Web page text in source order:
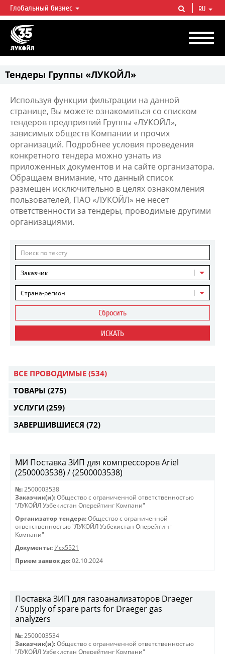
ЛУКОЙЛ СЕГОДНЯ
ЛУКОЙЛ — одна из крупнейших вертикально интегрированных
нефтегазовых компаний в мире, на долю которой приходится более 2%
мировой добычи нефти и около 1% доказанных запасов углеводородов.
Глобальный бизнес RU
Тендеры Группы «ЛУКОЙЛ»
Используя функции фильтрации на данной
странице, Вы можете ознакомиться со списком
тендеров предприятий Группы «ЛУКОЙЛ»,
зависимых обществ Компании и прочих
организаций. Подробнее условия проведения
конкретного тендера можно узнать из
приложенных документов и на сайте организатора.
Обращаем внимание, что данный список
размещен исключительно в целях ознакомления
пользователей, ПАО «ЛУКОЙЛ» не несет
ответственности за тендеры, проводимые другими
организациями.
Заказчик
Страна-регион
Сбросить
ИСКАТЬ
ВСЕ ПРОВОДИМЫЕ (534)
ТОВАРЫ (275)
УСЛУГИ (259)
ЗАВЕРШИВШИЕСЯ (72)
МИ Поставка ЗИП для компрессоров Ariel
(2500003538) / (2500003538)
№: 2500003538
Заказчик(и): Общество с ограниченной ответственностью
"ЛУКОЙЛ Узбекистан Оперейтинг Компани"
Организатор тендера: Общество с ограниченной
ответственностью "ЛУКОЙЛ Узбекистан Оперейтинг
Компани"
Документы: Исх5521
Прием заявок до: 02.10.2024
Поставка ЗИП для газоанализаторов Draeger
/ Supply of spare parts for Draeger gas
analyzers
№: 2500003534
Заказчик(и): Общество с ограниченной ответственностью
"ЛУКОЙЛ Узбекистан Оперейтинг Компани"